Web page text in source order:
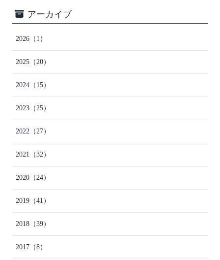
アーカイブ
2026 （1）
2025 （20）
2024 （15）
2023 （25）
2022 （27）
2021 （32）
2020 （24）
2019 （41）
2018 （39）
2017 （8）